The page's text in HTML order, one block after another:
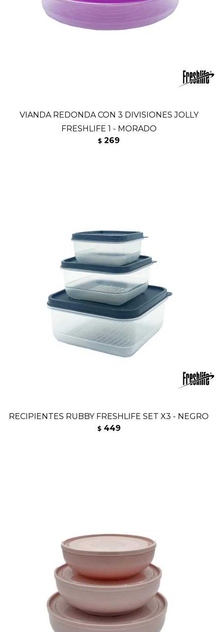
VIANDA REDONDA CON 3 DIVISIONES JOLLY
FRESHLIFE 1 - MORADO
$ 269
RECIPIENTES RUBBY FRESHLIFE SET X3 - NEGRO
$ 449